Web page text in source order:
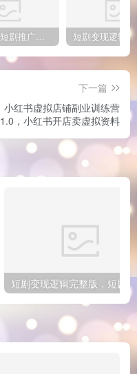
2025快手短剧推广新玩法，保姆级教学，日入多张，可矩阵操作
下一篇
小红书虚拟店铺副业训练营
1.0，小红书开店卖虚拟资料